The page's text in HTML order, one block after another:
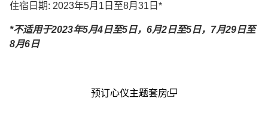
住宿日期: 2023年5月1日至8月31日*
*不适用于2023年5月4日至5日，6月2日至5日，7月29日至
8月6日
预订心仪主题套房